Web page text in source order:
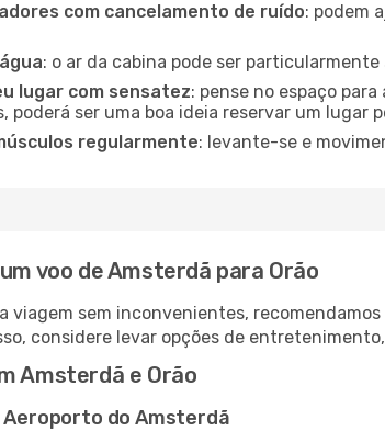
com cancelamento de ruído: podem
: o ar da cabina pode ser
lugar com sensatez: pense no espaço
poderá ser uma boa ideia reservar um lugar
regularmente: levante-se e
voo de Amsterdã para Orão
viagem sem inconvenientes,
considere levar opções de
Amsterdã e Orão
do Amsterdã